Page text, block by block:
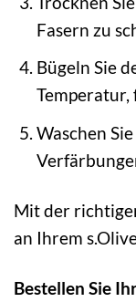
Fasern zu
Bügeln Sie
Waschen
Mit der
an Ihrem
Bestellen Sie